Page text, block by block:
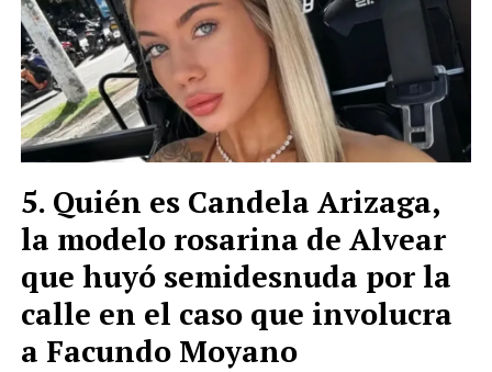
Quién es Candela Arizaga,
la modelo rosarina de Alvear
que huyó semidesnuda por la
calle en el caso que involucra
a Facundo Moyano